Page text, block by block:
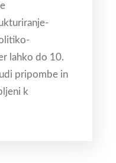
lahko do 10.
pripombe in
k